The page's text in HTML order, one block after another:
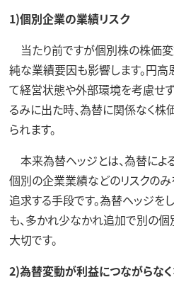
1)個別企業の業績リスク
当たり前ですが個別株の株価
純な業績要因も影響します。円
て経営状態や外部環境を考慮せ
るみに出た時、為替に関係なく
られます。
本来為替ヘッジとは、為替によ
個別の企業業績などのリスクのみ
追求する手段です。為替ヘッジを
も、多かれ少なかれ追加で別の
大切です。
2)為替変動が利益につながらな